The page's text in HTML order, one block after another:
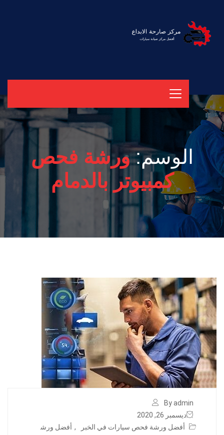
الوسم:ورشة فحص
كمبيوتر بالدمام
By admin
ديسمبر 26, 2020
أفضل ورشة فحص سيارات في الخبر
, أفضل ورش